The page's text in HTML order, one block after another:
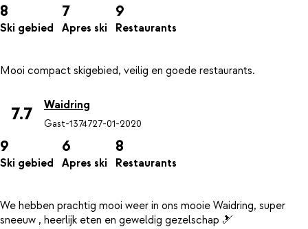
8
Ski gebied
7
Apres ski
9
Restaurants
7.7 Waidring
Gast-1374727-01-2020
9
Ski gebied
6
Apres ski
8
Restaurants
We hebben prachtig mooi weer in ons mooie Waidring, super